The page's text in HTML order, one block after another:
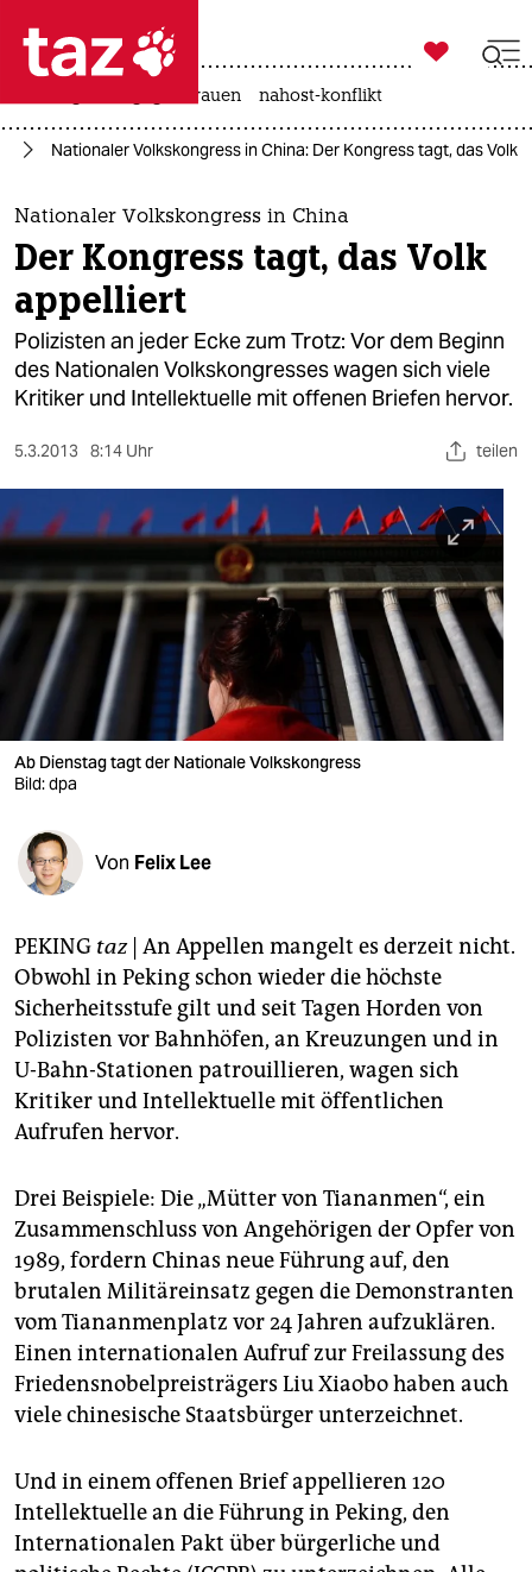
 taz zahl ich
taz zahl ich
themen
politik
öko
gesellschaft
sport
berlin
nord
wahrheit
verlag
verlag
veranstaltungen
shop
fragen & hilfe
unterstützen
abo
genossenschaft
epaper login

taz zahl ich
gewalt gegen frauen nahost-konflikt
Nationaler Volkskongress in China: Der Kongress tagt, das Volk
Nationaler Volkskongress in China
Der Kongress tagt, das Volk
appelliert
Polizisten an jeder Ecke zum Trotz: Vor dem Beginn
des Nationalen Volkskongresses wagen sich viele
Kritiker und Intellektuelle mit offenen Briefen hervor.
5.3.2013 8:14 Uhr teilen
Ab Dienstag tagt der Nationale Volkskongress
Bild: dpa
Von Felix Lee
PEKING taz| An Appellen mangelt es derzeit nicht.
Obwohl in Peking schon wieder die höchste
Sicherheitsstufe gilt und seit Tagen Horden von
Polizisten vor Bahnhöfen, an Kreuzungen und in
U-Bahn-Stationen patrouillieren, wagen sich
Kritiker und Intellektuelle mit öffentlichen
Aufrufen hervor.
Drei Beispiele: Die „Mütter von Tiananmen“, ein
Zusammenschluss von Angehörigen der Opfer von
1989, fordern Chinas neue Führung auf, den
brutalen Militäreinsatz gegen die Demonstranten
vom Tiananmenplatz vor 24 Jahren aufzuklären.
Einen internationalen Aufruf zur Freilassung des
Friedensnobelpreisträgers Liu Xiaobo haben auch
viele chinesische Staatsbürger unterzeichnet.
Und in einem offenen Brief appellieren 120
Intellektuelle an die Führung in Peking, den
Internationalen Pakt über bürgerliche und